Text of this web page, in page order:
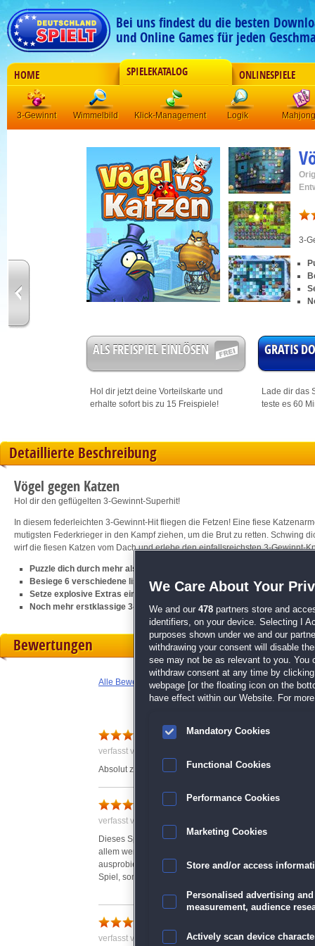
Bei uns findest du die besten
und Online Games für jeden
HOME SPIELEKATALOG ONLINESPIELE
3-Gewinnt Wimmelbild Klick-Management Logik Mahjong
3-
ALS FREISPIEL EINLÖSEN
Hol dir jetzt deine Vorteilskarte und
erhalte sofort bis zu 15 Freispiele!
GRATIS
Lade dir das
teste es 60
Detaillierte Beschreibung
Vögel gegen Katzen
Hol dir den geflügelten 3-Gewinnt-Superhit!
In diesem federleichten 3-Gewinnt-Hit fliegen die Fetzen! Eine fiese
mutigsten Federkrieger in den Kampf ziehen, um die Brut zu retten. Schwing
wirf die fiesen Katzen vom Dach und erlebe den einfallsreichsten 3-Gewinnt-
Puzzle dich durch mehr als 50 trickreiche Levels
Besiege 6 verschiedene listige Katzengegner
Setze explosive Extras ein und löse knifflige Bonusaufgaben
Noch mehr erstklassige 3-Gewinnt-Action erwartet dich inErntezeit!
Bewertungen
Alle Bewertungen anzeigen
Klasse Spiel
verfasst von Brischied am 07.08.2015 um 10:49
Absolut zu empfehlen, hat alles was ein 3-Gewinnt
Super Herausforderung!
verfasst von Ursula am 25.02.2015 um 12:39
Dieses Spiel ist etwas für Strategen und "Denker". Es
allem wenn man ein goldenes Ei gewinnen möchte. Es
ausprobieren und etwas Geduld haben. Ein mal
Spiel, sondern viel mehr !!!
verfasst von Claudia am 17.10.2014 um 10:37
We Care About Your
We and our 478 partners store and
identifiers, on your device. Selecting I
purposes shown under we and our
withdrawing your consent will disable
see may not be as relevant to you. You
withdraw consent at any time by
webpage [or the floating icon on the
have effect within our Website. For
Mandatory Cookies
Functional Cookies
Performance Cookies
Marketing Cookies
Store and/or access
Personalised advertising
measurement, audience
Actively scan device